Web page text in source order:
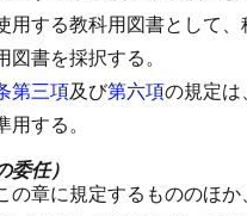
用する教科用図書として
図書を採択する。
第三項及び第六項の規定は、
する。
委任）
の章に規定するもののほ